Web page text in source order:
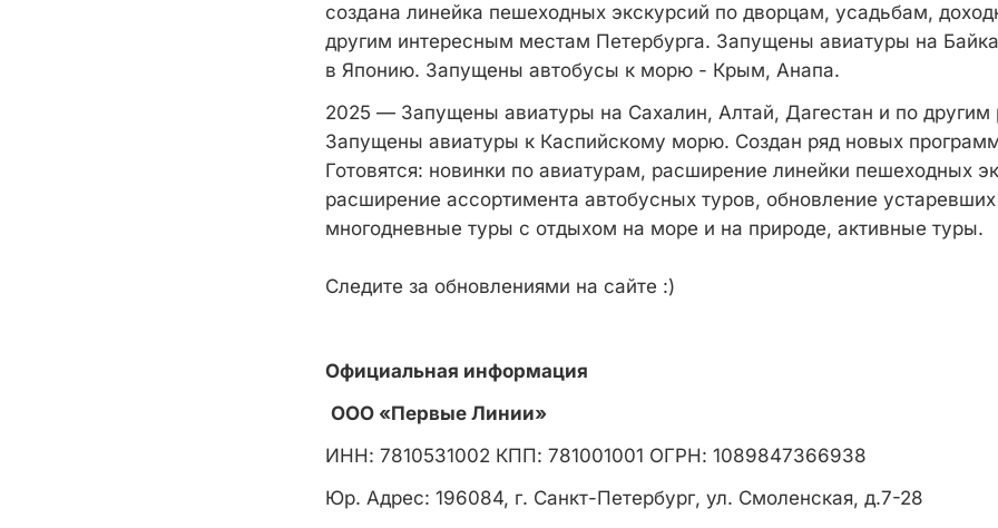
создана линейка пешеходных экскурсий по дворцам, усадьбам,
другим интересным местам Петербурга. Запущены авиатуры на
в Японию. Запущены автобусы к морю - Крым, Анапа.
2025 — Запущены авиатуры на Сахалин, Алтай, Дагестан и по другим
Запущены авиатуры к Каспийскому морю. Создан ряд новых
Готовятся: новинки по авиатурам, расширение линейки пешеходных
расширение ассортимента автобусных туров, обновление
многодневные туры с отдыхом на море и на природе, активные туры.
Следите за обновлениями на сайте :)
Официальная информация
ООО «Первые Линии»
ИНН: 7810531002 КПП: 781001001 ОГРН: 1089847366938
Юр. Адрес: 196084, г. Санкт-Петербург, ул. Смоленская, д.7-28